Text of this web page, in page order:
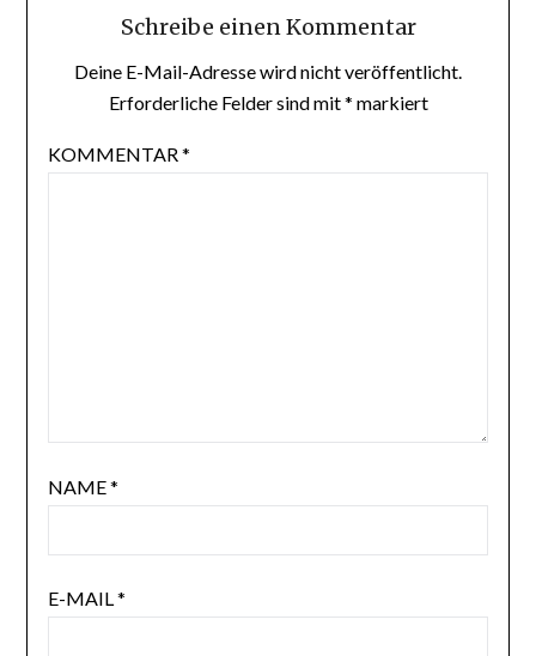
Schreibe einen Kommentar
Deine E-Mail-Adresse wird nicht veröffentlicht.
Erforderliche Felder sind mit* markiert
KOMMENTAR*
NAME*
E-MAIL*